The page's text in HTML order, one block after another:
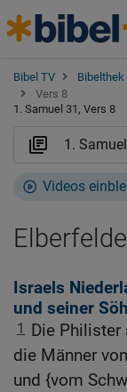
Bibel TV Bibelthek
Vers 8
1. Samuel 31, Vers 8
Videos
Israels
und seiner
1
Die Philister
die Männer
und {vom